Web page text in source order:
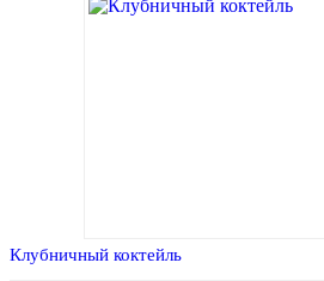
Клубничный коктейль